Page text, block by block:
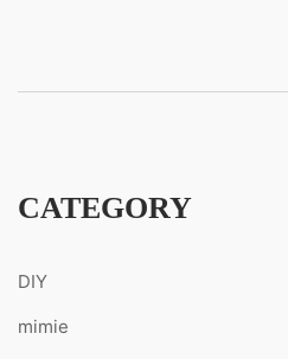
CATEGORY
DIY
mimie